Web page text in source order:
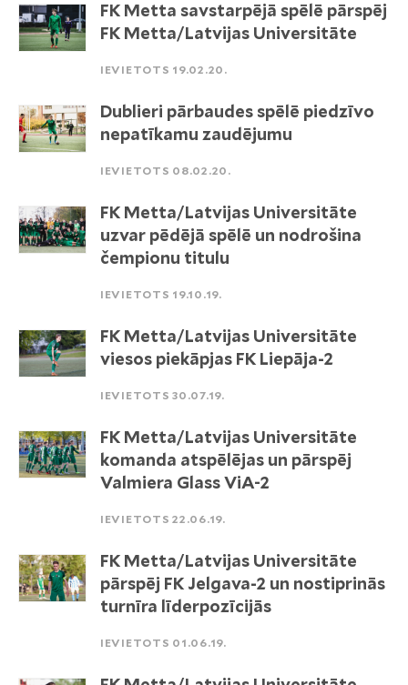
FK Metta savstarpējā spēlē pārspēj
FK Metta/Latvijas Universitāte
IEVIETOTS 19.02.20.
Dublieri pārbaudes spēlē piedzīvo
nepatīkamu zaudējumu
IEVIETOTS 08.02.20.
FK Metta/Latvijas Universitāte
uzvar pēdējā spēlē un nodrošina
čempionu titulu
IEVIETOTS 19.10.19.
FK Metta/Latvijas Universitāte
viesos piekāpjas FK Liepāja-2
IEVIETOTS 30.07.19.
FK Metta/Latvijas Universitāte
komanda atspēlējas un pārspēj
Valmiera Glass ViA-2
IEVIETOTS 22.06.19.
FK Metta/Latvijas Universitāte
pārspēj FK Jelgava-2 un nostiprinās
turnīra līderpozīcijās
IEVIETOTS 01.06.19.